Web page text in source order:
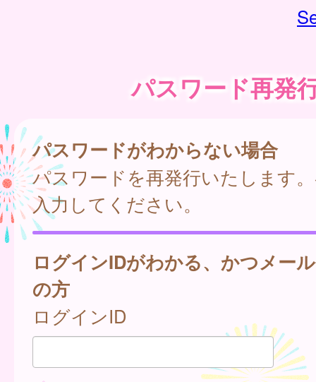
パスワード再発
パスワードがわからない場合
パスワードを再発行いたします
入力してください。
ログインIDがわかる、かつメー
の方
ログインID